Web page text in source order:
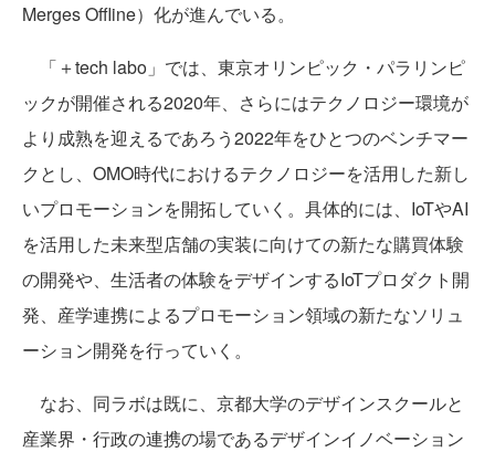
Merges Offline）化が進んでいる。
「＋tech labo」では、東京オリンピック・パラリンピ
ックが開催される2020年、さらにはテクノロジー環境が
より成熟を迎えるであろう2022年をひとつのベンチマー
クとし、OMO時代におけるテクノロジーを活用した新し
いプロモーションを開拓していく。具体的には、IoTやAI
を活用した未来型店舗の実装に向けての新たな購買体験
の開発や、生活者の体験をデザインするIoTプロダクト開
発、産学連携によるプロモーション領域の新たなソリュ
ーション開発を行っていく。
なお、同ラボは既に、京都大学のデザインスクールと
産業界・行政の連携の場であるデザインイノベーション